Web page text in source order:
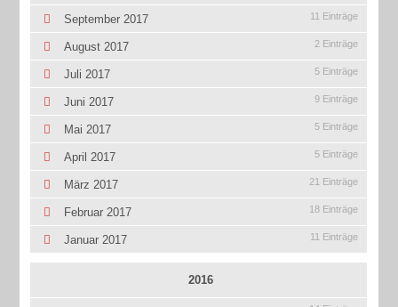
September 2017 11 Einträge
August 2017 2 Einträge
Juli 2017 5 Einträge
Juni 2017 9 Einträge
Mai 2017 5 Einträge
April 2017 5 Einträge
März 2017 21 Einträge
Februar 2017 18 Einträge
Januar 2017 11 Einträge
2016